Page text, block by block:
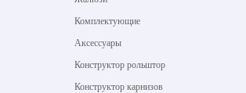
Комплектующие
Аксессуары
Конструктор рольштор
Конструктор карнизов